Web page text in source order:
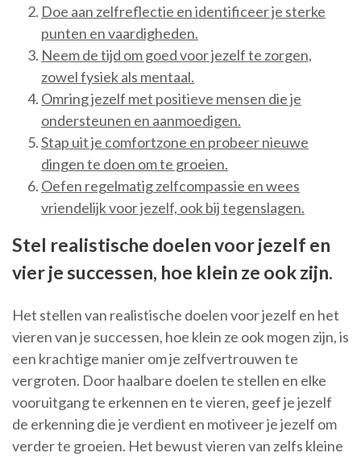
Doe aan zelfreflectie en identificeer je sterke
punten en vaardigheden.
Neem de tijd om goed voor jezelf te zorgen,
zowel fysiek als mentaal.
Omring jezelf met positieve mensen die je
ondersteunen en aanmoedigen.
Stap uit je comfortzone en probeer nieuwe
dingen te doen om te groeien.
Oefen regelmatig zelfcompassie en wees
vriendelijk voor jezelf, ook bij tegenslagen.
Stel realistische doelen voor jezelf en
vier je successen, hoe klein ze ook zijn.
Het stellen van realistische doelen voor jezelf en het
vieren van je successen, hoe klein ze ook mogen zijn, is
een krachtige manier om je zelfvertrouwen te
vergroten. Door haalbare doelen te stellen en elke
vooruitgang te erkennen en te vieren, geef je jezelf
de erkenning die je verdient en motiveer je jezelf om
verder te groeien. Het bewust vieren van zelfs kleine